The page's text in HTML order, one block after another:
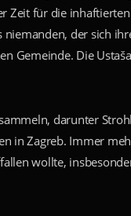
Zeit für die
der sich
Gemeinde. Die
darunter
in Zagreb. Immer
wollte,